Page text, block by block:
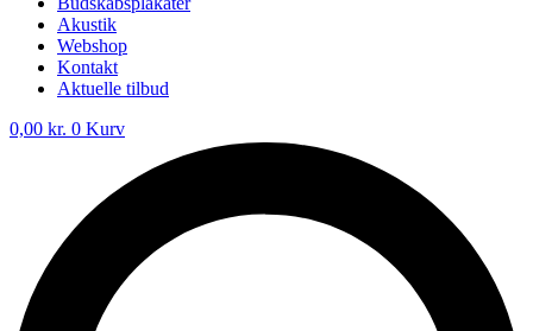
Akustik
Webshop
Kontakt
Aktuelle tilbud
0,00 kr. 0 Kurv